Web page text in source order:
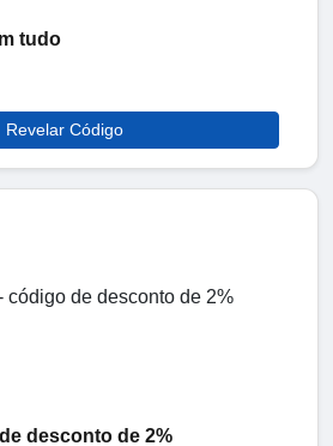
tudo
Revelar Código
desconto de 2%